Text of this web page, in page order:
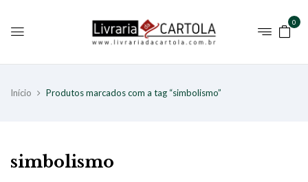
0
Início Produtos marcados com a tag “simbolismo”
simbolismo